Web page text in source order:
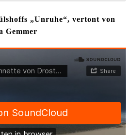
„Unruhe“, vertont von
Gemmer